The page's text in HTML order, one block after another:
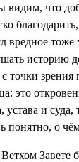
видим, что
вредное тоже
историю
точки
это
и суда,
понятно, о
Завете